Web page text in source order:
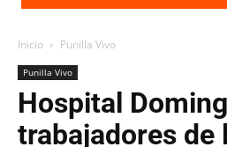
Inicio Punilla Vivo
Punilla Vivo
Hospital
trabajadores de